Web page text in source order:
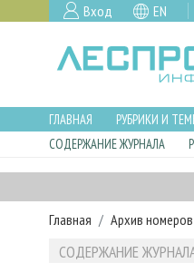
Вход EN
ГЛАВНАЯ РУБРИКИ И
СОДЕРЖАНИЕ ЖУРНАЛА
Главная Архив номеров
СОДЕРЖАНИЕ